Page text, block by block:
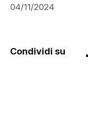
04/11/2024
Condividi su